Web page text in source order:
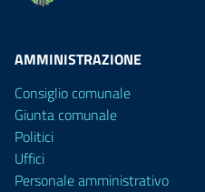
AMMINISTRAZIONE
Consiglio comunale
Giunta comunale
Politici
Uffici
Personale amministrativo